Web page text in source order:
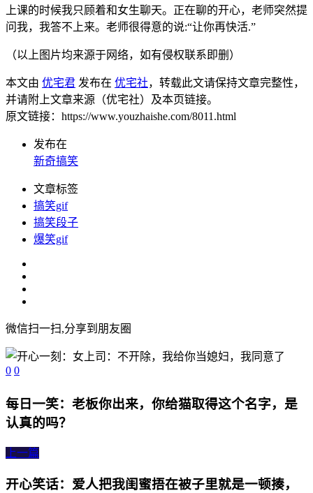
上课的时候我只顾着和女生聊天。正在聊的开心，老师突然提
问我，我答不上来。老师很得意的说:“让你再快活.”
（以上图片均来源于网络，如有侵权联系即删）
本文由 优宅君 发布在 优宅社，转载此文请保持文章完整性，
并请附上文章来源（优宅社）及本页链接。
原文链接：https://www.youzhaishe.com/8011.html
发布在
新奇搞笑
文章标签
搞笑gif
搞笑段子
爆笑gif
微信扫一扫,分享到朋友圈
0 0
每日一笑：老板你出来，你给猫取得这个名字，是
认真的吗？
上一篇
开心笑话：爱人把我闺蜜捂在被子里就是一顿揍，